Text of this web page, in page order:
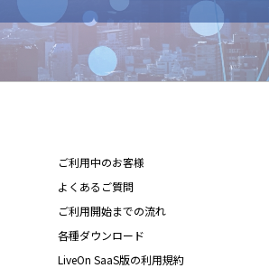
ご利用中のお客様
よくあるご質問
ご利用開始までの流れ
各種ダウンロード
LiveOn SaaS版の利用規約